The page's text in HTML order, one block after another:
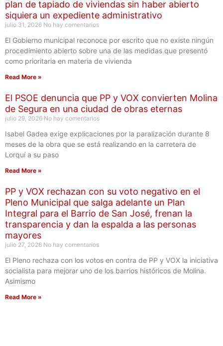
plan de tapiado de viviendas sin haber abierto
siquiera un expediente administrativo
julio 31, 2026 No hay comentarios
El Gobierno municipal reconoce por escrito que no existe ningún
procedimiento abierto sobre una de las medidas que presentó
como prioritaria en materia de vivienda
Read More »
El PSOE denuncia que PP y VOX convierten Molina
de Segura en una ciudad de obras eternas
julio 29, 2026 No hay comentarios
Isabel Gadea exige explicaciones por la paralización durante 8
meses de la obra que se está realizando en la carretera de
Lorquí a su paso
Read More »
PP y VOX rechazan con su voto negativo en el
Pleno Municipal que salga adelante un Plan
Integral para el Barrio de San José, frenan la
transparencia y dan la espalda a las personas
mayores
julio 27, 2026 No hay comentarios
El Pleno rechaza con los votos en contra de PP y VOX la iniciativa
socialista para mejorar uno de los barrios históricos de Molina.
Asimismo
Read More »